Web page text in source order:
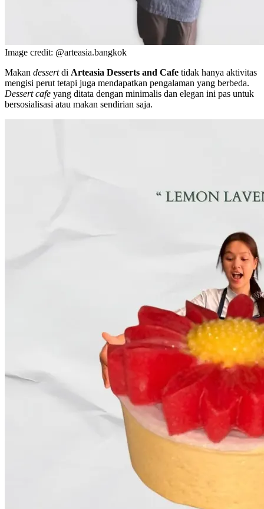
Image credit: @arteasia.bangkok
Makan dessertdi Arteasia Desserts and Cafe tidak hanya aktivitas
mengisi perut tetapi juga mendapatkan pengalaman yang berbeda.
Dessert cafe yang ditata dengan minimalis dan elegan ini pas untuk
bersosialisasi atau makan sendirian saja.